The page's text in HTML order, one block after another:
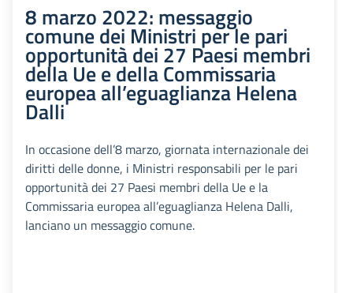
8 marzo 2022: messaggio
comune dei Ministri per le pari
opportunità dei 27 Paesi membri
della Ue e della Commissaria
europea all’eguaglianza Helena
Dalli
In occasione dell’8 marzo, giornata internazionale dei
diritti delle donne, i Ministri responsabili per le pari
opportunità dei 27 Paesi membri della Ue e la
Commissaria europea all’eguaglianza Helena Dalli,
lanciano un messaggio comune.